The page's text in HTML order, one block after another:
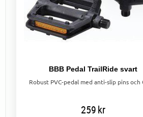
BBB Pedal TrailRide svart
259kr